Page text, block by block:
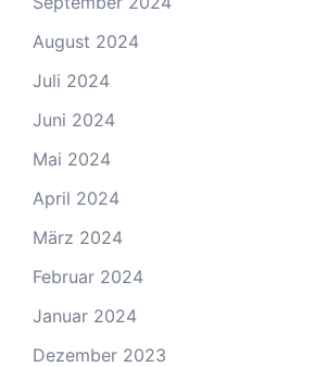
August 2024
Juli 2024
Juni 2024
Mai 2024
April 2024
März 2024
Februar 2024
Januar 2024
Dezember 2023